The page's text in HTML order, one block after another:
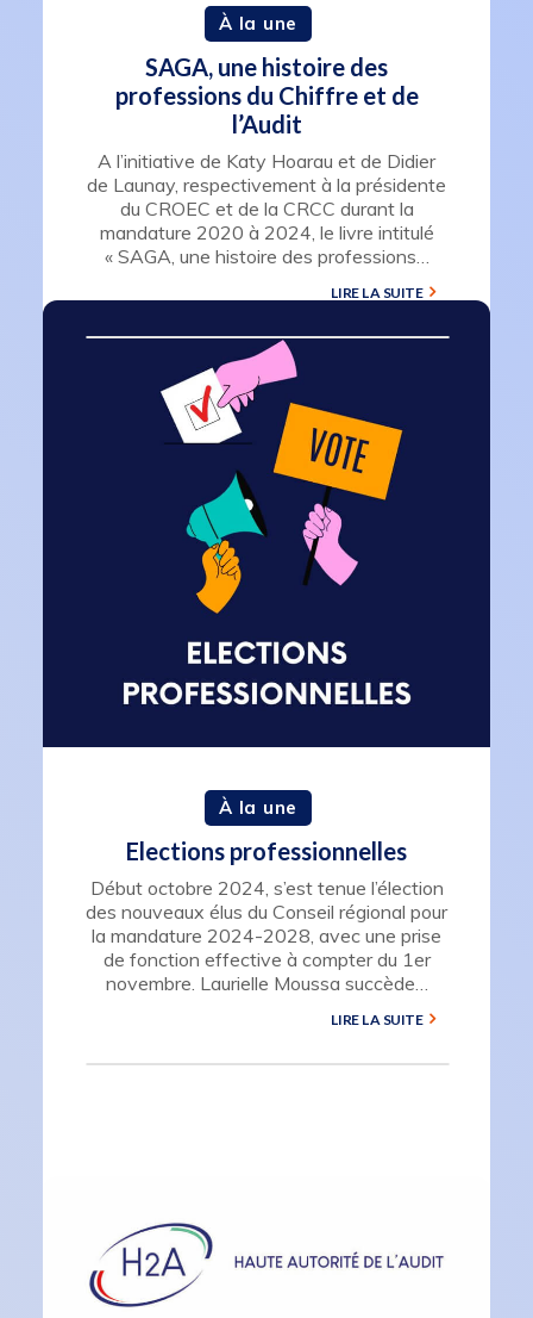
À la une
SAGA, une histoire des
professions du Chiffre et de
l’Audit
A l’initiative de Katy Hoarau et de Didier
de Launay, respectivement à la présidente
du CROEC et de la CRCC durant la
mandature 2020 à 2024, le livre intitulé
« SAGA, une histoire des professions…
LIRE LA SUITE
À la une
Elections professionnelles
Début octobre 2024, s’est tenue l’élection
des nouveaux élus du Conseil régional pour
la mandature 2024-2028, avec une prise
de fonction effective à compter du 1er
novembre. Laurielle Moussa succède…
LIRE LA SUITE